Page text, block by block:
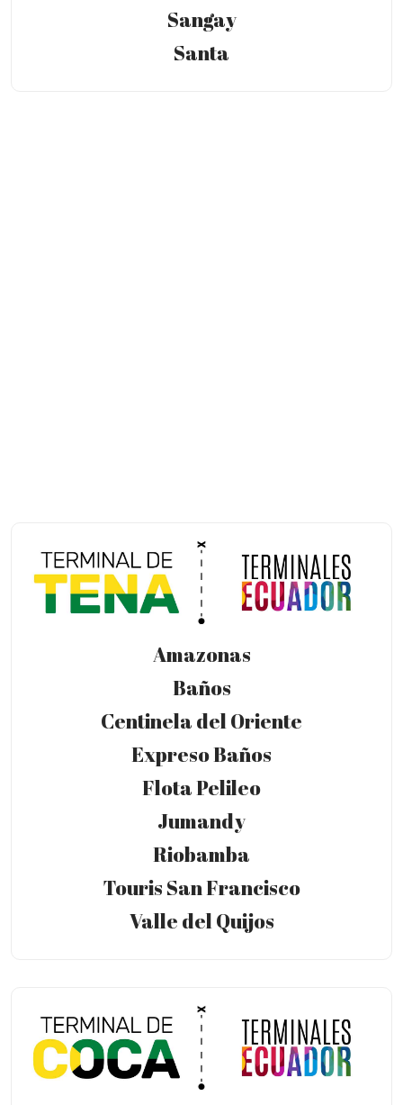
Sangay
Santa
Amazonas
Baños
Centinela del Oriente
Expreso Baños
Flota Pelileo
Jumandy
Riobamba
Touris San Francisco
Valle del Quijos